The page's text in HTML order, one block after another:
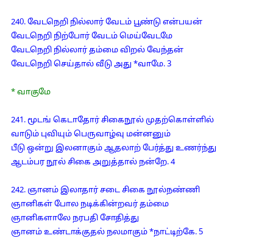
240. வேடநெறி நில்லார் வேடம் பூண்டு என்பயன்
வேடநெறி நிற்போர் வேடம் மெய்வேடமே
வேடநெறி நில்லார் தம்மை விறல் வேந்தன்
வேடநெறி செய்தால் வீடு அது *வாமே. 3
* வாகுமே
241. மூடங் கெடாதோர் சிகைநூல் முதற்கொள்ளில்
வாடும் புவியும் பெருவாழ்வு மன்னனும்
பீடு ஒன்று இலனாகும் ஆதலாற் பேர்த்து உணர்ந்து
ஆடம்பர நூல் சிகை அறுத்தால் நன்றே. 4
242. ஞானம் இலாதார் சடை சிகை நூல்நண்ணி
ஞானிகள் போல நடிக்கின்றவர் தம்மை
ஞானிகளாலே நரபதி சோதித்து
ஞானம் உண்டாக்குதல் நலமாகும் *நாட்டிற்கே. 5